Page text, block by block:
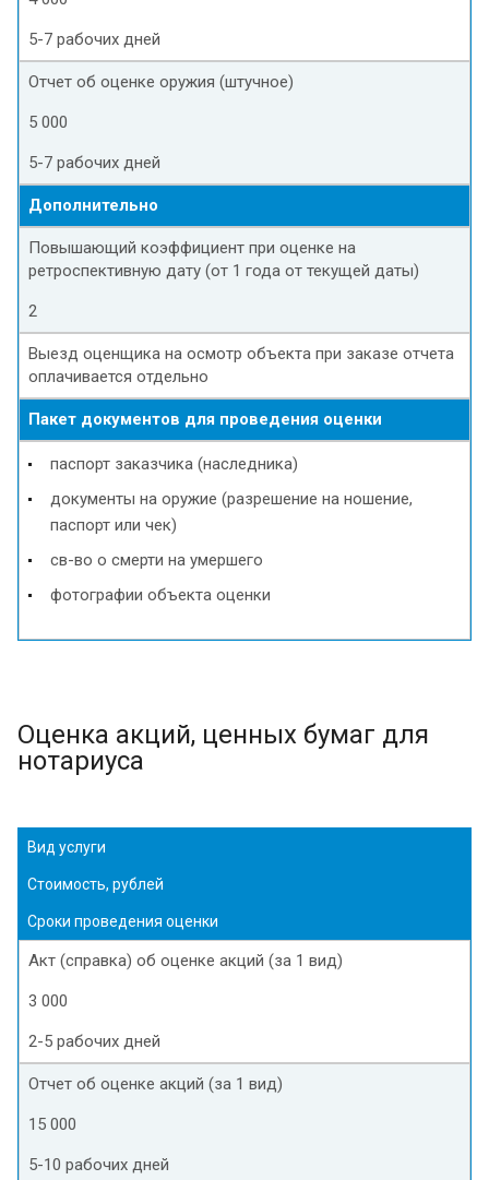
5-7 рабочих дней
Отчет об оценке оружия (штучное)
5 000
5-7 рабочих дней
Дополнительно
Повышающий коэффициент при оценке на
ретроспективную дату (от 1 года от текущей даты)
2
Выезд оценщика на осмотр объекта при заказе отчета
оплачивается отдельно
Пакет документов для проведения оценки
паспорт заказчика (наследника)
документы на оружие (разрешение на ношение,
паспорт или чек)
св-во о смерти на умершего
фотографии объекта оценки
Оценка акций, ценных бумаг для
нотариуса
Вид услуги
Стоимость, рублей
Сроки проведения оценки
Акт (справка) об оценке акций (за 1 вид)
3 000
2-5 рабочих дней
Отчет об оценке акций (за 1 вид)
15 000
5-10 рабочих дней